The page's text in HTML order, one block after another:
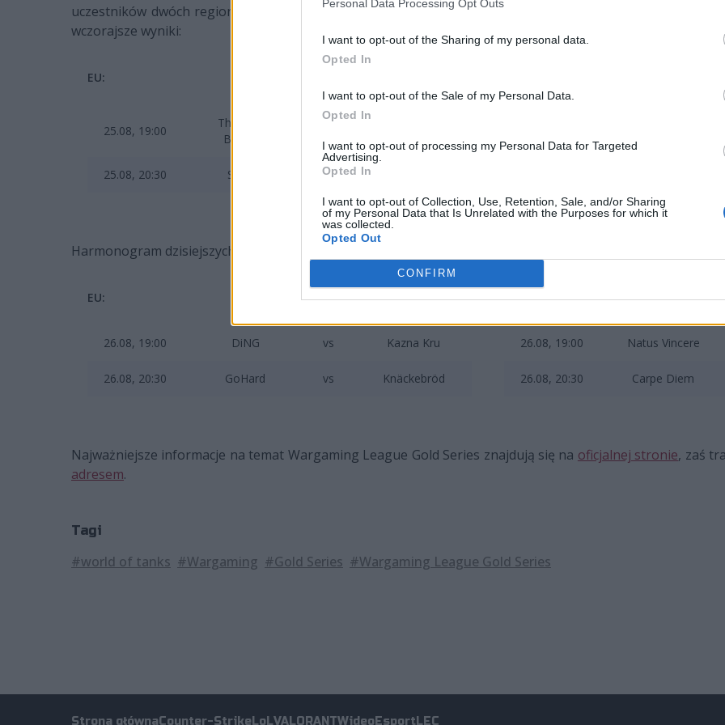
Personal Data Processing Opt Outs
I want to opt-out of the Sharing of my personal data.
Opted In
I want to opt-out of the Sale of my Personal Data.
Opted In
I want to opt-out of processing my Personal Data for Targeted
Advertising.
Opted In
I want to opt-out of Collection, Use, Retention, Sale, and/or Sharing
of my Personal Data that Is Unrelated with the Purposes for which it
was collected.
Opted Out
CONFIRM
uczestników dwóch regionów - CIS oraz europejskiego. W akcji zobaczymy między innymi Natus
wczorajsze wyniki:
EU:
25.08, 19:00
The Wild
Bunch
25.08, 20:30 Swift 2:5
Harmonogram dzisiejszych meczów:
EU:
26.08, 19:00 DiNG vs Kazna Kru
26.08, 20:30 GoHard vs Knäckebröd
CIS:
26.08, 19:00 Natus Vincere
26.08, 20:30 Carpe Diem
Najważniejsze informacje na temat Wargaming League Gold Series znajdują się na oficjalnej stronie, zaś
adresem.
Tagi
#world of tanks #Wargaming #Gold Series #Wargaming League Gold Series
Strona głównaCounter-StrikeLoLVALORANTWideoEsportLEC